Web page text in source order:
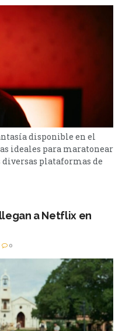
disponible en el
ideales para maratonear
diversas plataformas de
todos los gustos: desde
y conspiraciones,
regreso de...
a Netflix en
0